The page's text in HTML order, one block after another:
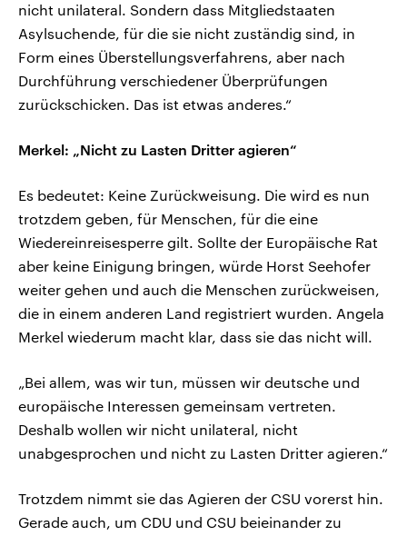
nicht unilateral. Sondern dass Mitgliedstaaten
Asylsuchende, für die sie nicht zuständig sind, in
Form eines Überstellungsverfahrens, aber nach
Durchführung verschiedener Überprüfungen
zurückschicken. Das ist etwas anderes.“
Merkel: „Nicht zu Lasten Dritter agieren“
Es bedeutet: Keine Zurückweisung. Die wird es nun
trotzdem geben, für Menschen, für die eine
Wiedereinreisesperre gilt. Sollte der Europäische Rat
aber keine Einigung bringen, würde Horst Seehofer
weiter gehen und auch die Menschen zurückweisen,
die in einem anderen Land registriert wurden. Angela
Merkel wiederum macht klar, dass sie das nicht will.
„Bei allem, was wir tun, müssen wir deutsche und
europäische Interessen gemeinsam vertreten.
Deshalb wollen wir nicht unilateral, nicht
unabgesprochen und nicht zu Lasten Dritter agieren.“
Trotzdem nimmt sie das Agieren der CSU vorerst hin.
Gerade auch, um CDU und CSU beieinander zu